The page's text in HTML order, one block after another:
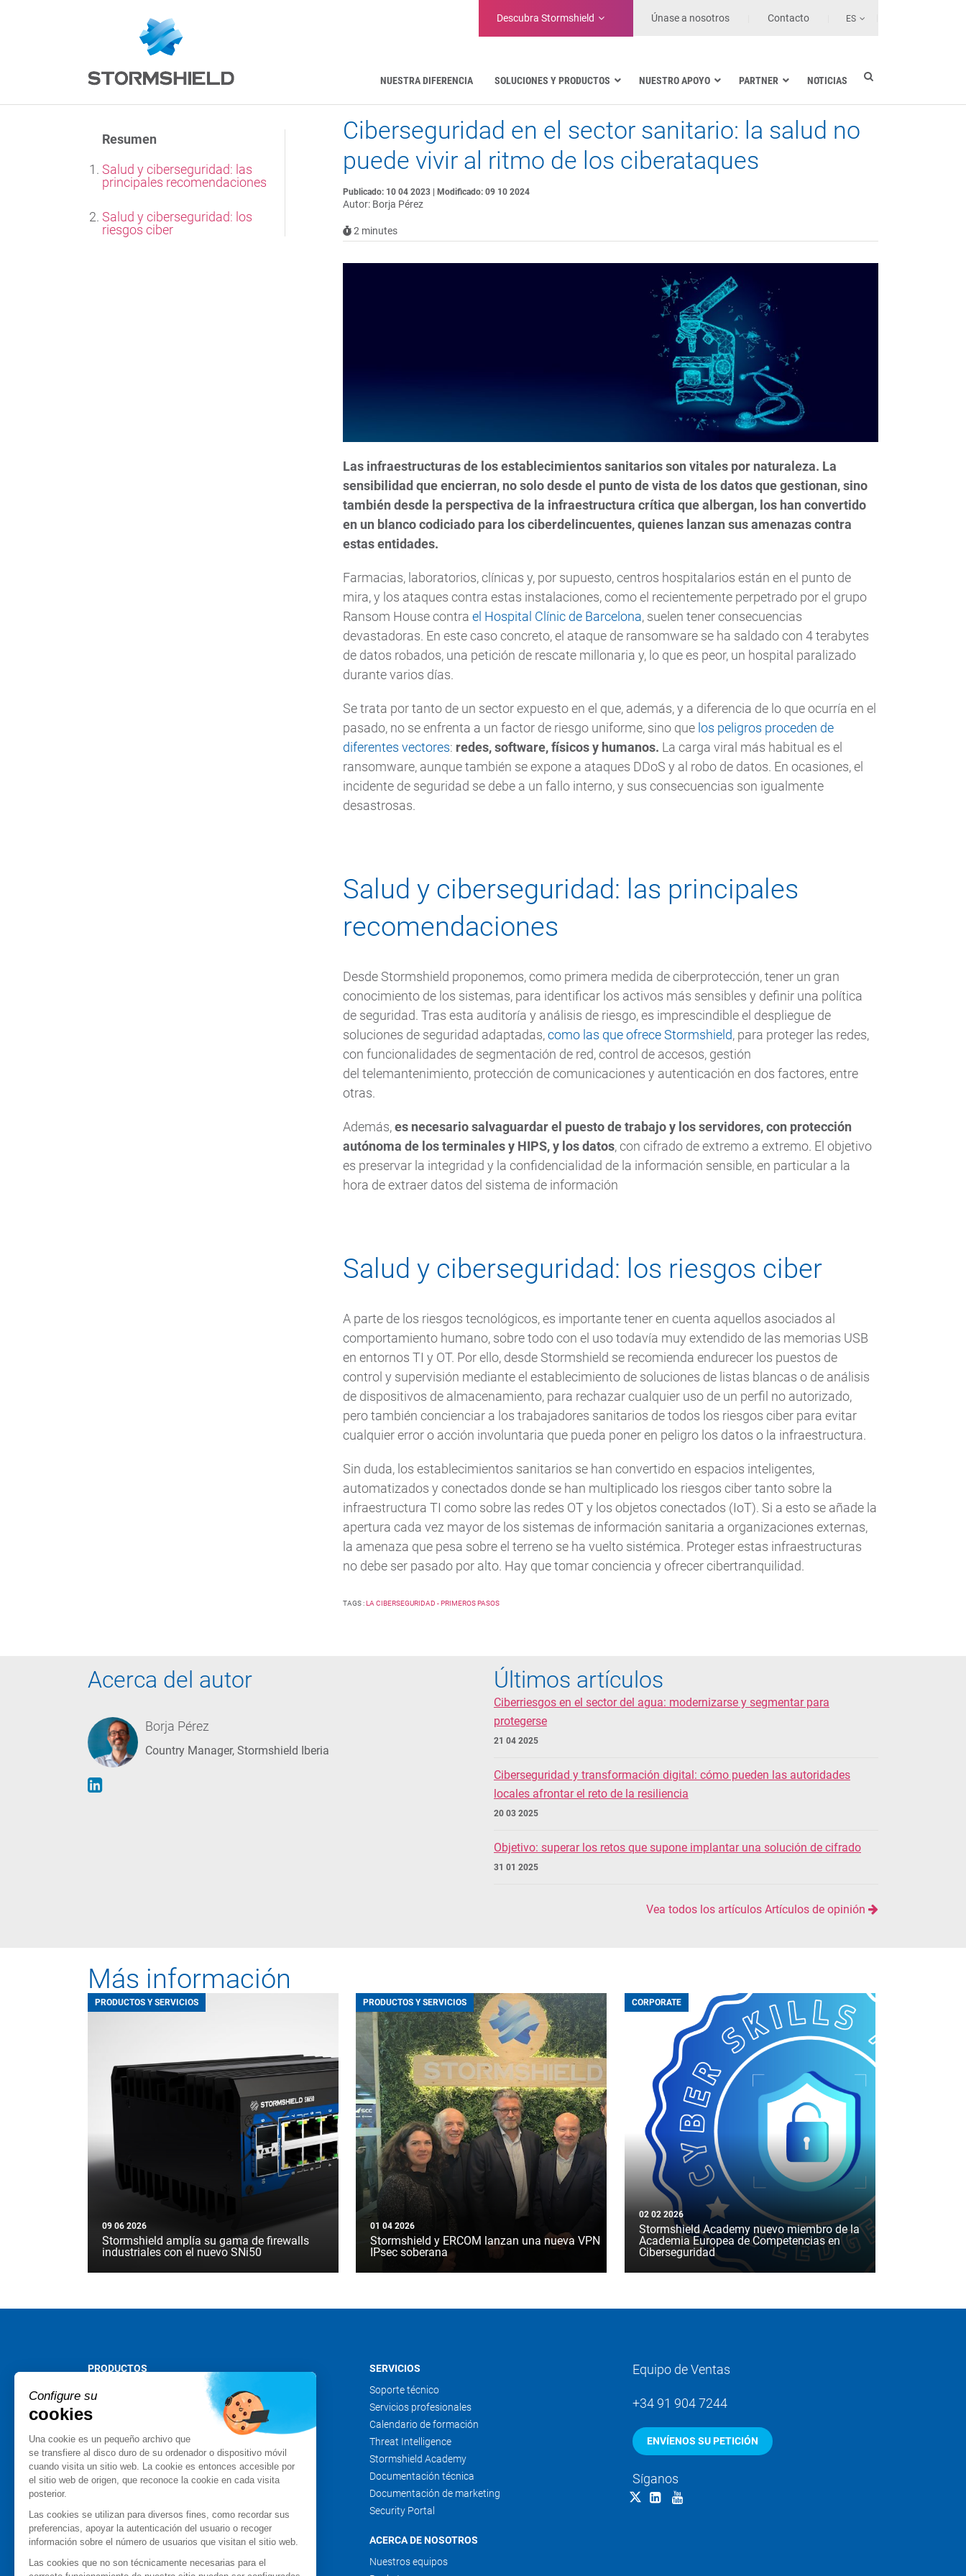
Descubra Stormshield Únase a nosotros Contacto ES
NUESTRA DIFERENCIA SOLUCIONES Y PRODUCTOS
Aeronáutica
Administraciones Públicas
Comunicaciones críticas
Agua
Industria eléctrica
Marina
Sanidad y centros de salud
Transporte terrestre
NUESTRO APOYO PARTNER NOTICIAS
Resumen
Salud y ciberseguridad: las
principales recomendaciones
Salud y ciberseguridad: los
riesgos ciber
Ciberseguridad en el sector sanitario: la salud no
puede vivir al ritmo de los ciberataques
Publicado: 10 04 2023 | Modificado: 09 10 2024
Autor: Borja Pérez
2 minutes
Las infraestructuras de los establecimientos sanitarios son vitales por naturaleza. La
sensibilidad que encierran, no solo desde el punto de vista de los datos que gestionan, sino
también desde la perspectiva de la infraestructura crítica que albergan, los han convertido
en un blanco codiciado para los ciberdelincuentes, quienes lanzan sus amenazas contra
estas entidades.
Farmacias, laboratorios, clínicas y, por supuesto, centros hospitalarios están en el punto de
mira, y los ataques contra estas instalaciones, como el recientemente perpetrado por el grupo
Ransom House contra el Hospital Clínic de Barcelona, suelen tener consecuencias
devastadoras. En este caso concreto, el ataque de ransomware se ha saldado con 4 terabytes
de datos robados, una petición de rescate millonaria y, lo que es peor, un hospital paralizado
durante varios días.
Se trata por tanto de un sector expuesto en el que, además, y a diferencia de lo que ocurría en el
pasado, no se enfrenta a un factor de riesgo uniforme, sino que los peligros proceden de
diferentes vectores: redes, software, físicos y humanos. La carga viral más habitual es el
ransomware, aunque también se expone a ataques DDoS y al robo de datos. En ocasiones, el
incidente de seguridad se debe a un fallo interno, y sus consecuencias son igualmente
desastrosas.
Salud y ciberseguridad: las principales
recomendaciones
Desde Stormshield proponemos, como primera medida de ciberprotección, tener un gran
conocimiento de los sistemas, para identificar los activos más sensibles y definir una política
de seguridad. Tras esta auditoría y análisis de riesgo, es imprescindible el despliegue de
soluciones de seguridad adaptadas,como las que ofrece Stormshield, para proteger las redes,
con funcionalidades de segmentación de red, control de accesos, gestión
del telemantenimiento, protección de comunicaciones y autenticación en dos factores, entre
otras.
Además,es necesario salvaguardar el puesto de trabajo y los servidores, con protección
autónoma de los terminales y HIPS, y los datos, con cifrado de extremo a extremo. El objetivo
es preservar la integridad y la confidencialidad de la información sensible, en particular a la
hora de extraer datos del sistema de información
Salud y ciberseguridad: los riesgos ciber
A parte de los riesgos tecnológicos, es importante tener en cuenta aquellos asociados al
comportamiento humano, sobre todo con el uso todavía muy extendido de las memorias USB
en entornos TI y OT. Por ello, desde Stormshield se recomienda endurecer los puestos de
control y supervisión mediante el establecimiento de soluciones de listas blancas o de análisis
de dispositivos de almacenamiento, para rechazar cualquier uso de un perfil no autorizado,
pero también concienciar a los trabajadores sanitarios de todos los riesgos ciber para evitar
cualquier error o acción involuntaria que pueda poner en peligro los datos o la infraestructura.
Sin duda, los establecimientos sanitarios se han convertido en espacios inteligentes,
automatizados y conectados donde se han multiplicado los riesgos ciber tanto sobre la
infraestructura TI como sobre las redes OT y los objetos conectados (IoT). Si a esto se añade la
apertura cada vez mayor de los sistemas de información sanitaria a organizaciones externas,
la amenaza que pesa sobre el terreno se ha vuelto sistémica. Proteger estas infraestructuras
no debe ser pasado por alto. Hay que tomar conciencia y ofrecer cibertranquilidad.
TAGS :LA CIBERSEGURIDAD - PRIMEROS PASOS
Acerca del autor
Borja Pérez
Country Manager, Stormshield Iberia
Últimos artículos
Ciberriesgos en el sector del agua: modernizarse y segmentar para
protegerse
21 04 2025
Ciberseguridad y transformación digital: cómo pueden las autoridades
locales afrontar el reto de la resiliencia
20 03 2025
Objetivo: superar los retos que supone implantar una solución de cifrado
31 01 2025
Vea todos los artículos Artículos de opinión
Más información
PRODUCTOS Y SERVICIOS
09 06 2026
Stormshield amplía su gama de firewalls
industriales con el nuevo SNi50
PRODUCTOS Y SERVICIOS
01 04 2026
Stormshield y ERCOM lanzan una nueva VPN
IPsec soberana
CORPORATE
02 02 2026
Stormshield Academy nuevo miembro de la
Academia Europea de Competencias en
Ciberseguridad
PRODUCTOS
Stormshield Network Security
Stormshield Endpoint Security
Stormshield Data Security
Stormshield Log Supervisor
Stormshield Management Center
Ficha técnica
Estudios de caso
Advisories Stormshield
SERVICIOS
Soporte técnico
Servicios profesionales
Calendario de formación
Threat Intelligence
Stormshield Academy
Documentación técnica
Documentación de marketing
Security Portal
ACERCA DE NOSOTROS
Nuestros equipos
Equipo de Ventas
+34 91 904 7244
ENVÍENOS SU PETICIÓN
Síganos
Configure su
cookies
Una cookie es un pequeño archivo que
se transfiere al disco duro de su ordenador o dispositivo móvil
cuando visita un sitio web. La cookie es entonces accesible por
el sitio web de origen, que reconoce la cookie en cada visita
posterior.
Las cookies se utilizan para diversos fines, como recordar sus
preferencias, apoyar la autenticación del usuario o recoger
información sobre el número de usuarios que visitan el sitio web.
Las cookies que no son técnicamente necesarias para el